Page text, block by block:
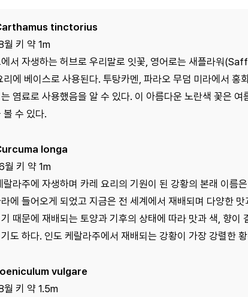
tinctorius
키 약 1m
서 자생하는 허브로 우리말로 잇꽃, 영어로는 새플라워
리에 베이스로 사용된다. 투탕카멘, 파라오 무덤 미라에서 홍
염료로 사용했음을 알 수 있다. 이 아름다운 노란색 꽃은
볼 수 있다.
longa
키 약 1m
랄라주에 자생하며 카레 요리의 기원이 된 강황의 본래 이름
에 들어오게 되었고 지금은 전 세계에서 재배되며 다양한
때문에 재배되는 토양과 기후의 상태에 따라 맛과 색, 향이
도 하다. 인도 케랄라주에서 재배되는 강황이 가장 강렬한
vulgare
키 약 1.5m